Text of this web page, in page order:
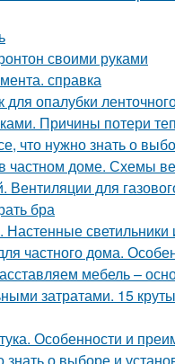
своими руками
справка
для опалубки
Причины потери
что нужно знать о
частном доме. Схемы
Вентиляции для
бра
светильники
частного дома.
мебель –
затратами. 15
Особенности и